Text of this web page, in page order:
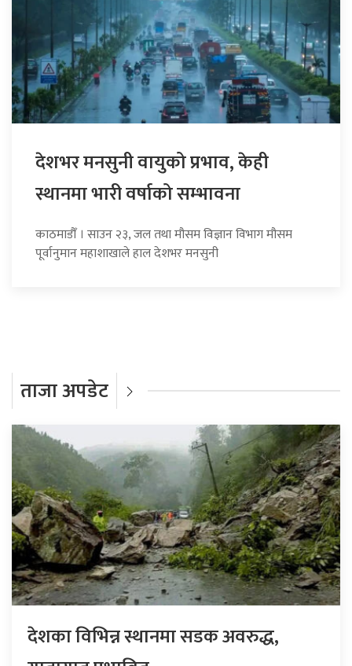
देशभर मनसुनी वायुको प्रभाव, केही
स्थानमा भारी वर्षाको सम्भावना
काठमाडौँ । साउन २३, जल तथा मौसम विज्ञान विभाग मौसम
पूर्वानुमान महाशाखाले हाल देशभर मनसुनी
ताजा अपडेट
देशका विभिन्न स्थानमा सडक अवरुद्ध,